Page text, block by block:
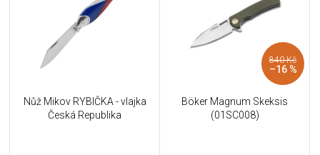
Nůž Mikov RYBIČKA - vlajka
Česká Republika
840 Kč
–16 %
Böker Magnum Skeksis
(01SC008)